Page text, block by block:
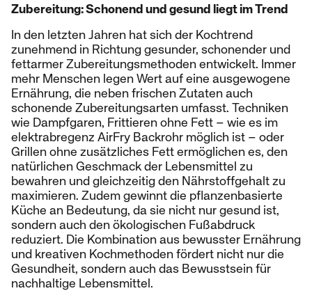
Zubereitung: Schonend und gesund liegt im Trend
In den letzten Jahren hat sich der Kochtrend
zunehmend in Richtung gesunder, schonender und
fettarmer Zubereitungsmethoden entwickelt. Immer
mehr Menschen legen Wert auf eine ausgewogene
Ernährung, die neben frischen Zutaten auch
schonende Zubereitungsarten umfasst. Techniken
wie Dampfgaren, Frittieren ohne Fett – wie es im
elektrabregenz AirFry Backrohr möglich ist – oder
Grillen ohne zusätzliches Fett ermöglichen es, den
natürlichen Geschmack der Lebensmittel zu
bewahren und gleichzeitig den Nährstoffgehalt zu
maximieren. Zudem gewinnt die pflanzenbasierte
Küche an Bedeutung, da sie nicht nur gesund ist,
sondern auch den ökologischen Fußabdruck
reduziert. Die Kombination aus bewusster Ernährung
und kreativen Kochmethoden fördert nicht nur die
Gesundheit, sondern auch das Bewusstsein für
nachhaltige Lebensmittel.